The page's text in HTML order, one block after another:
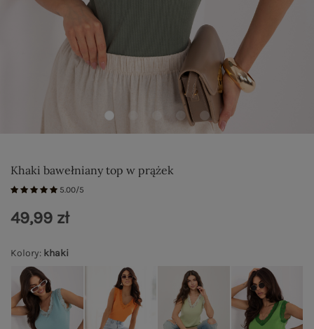
Khaki bawełniany top w prążek
5.00/5
Kolory: khaki
49,99 zł